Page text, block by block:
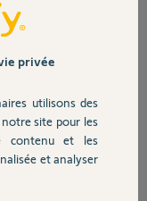
de maintenir
avec la
télécommande?
et j'aurais voulu
privée
utilisons des
site pour les
contenu et les
et analyser